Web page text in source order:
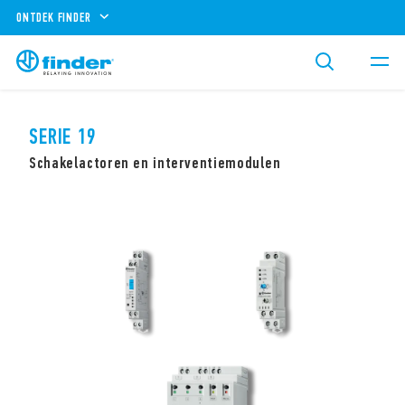
ONTDEK FINDER
SERIE 19
Schakelactoren en interventiemodulen